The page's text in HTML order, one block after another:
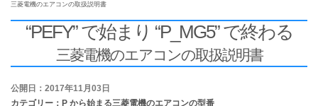
三菱電機のエアコンの取扱説明書
“PEFY” で始まり “P_MG5” で終わる
三菱電機のエアコンの取扱説明書
公開日：2017年11月03日
カテゴリー： P から始まる三菱電機のエアコンの型番